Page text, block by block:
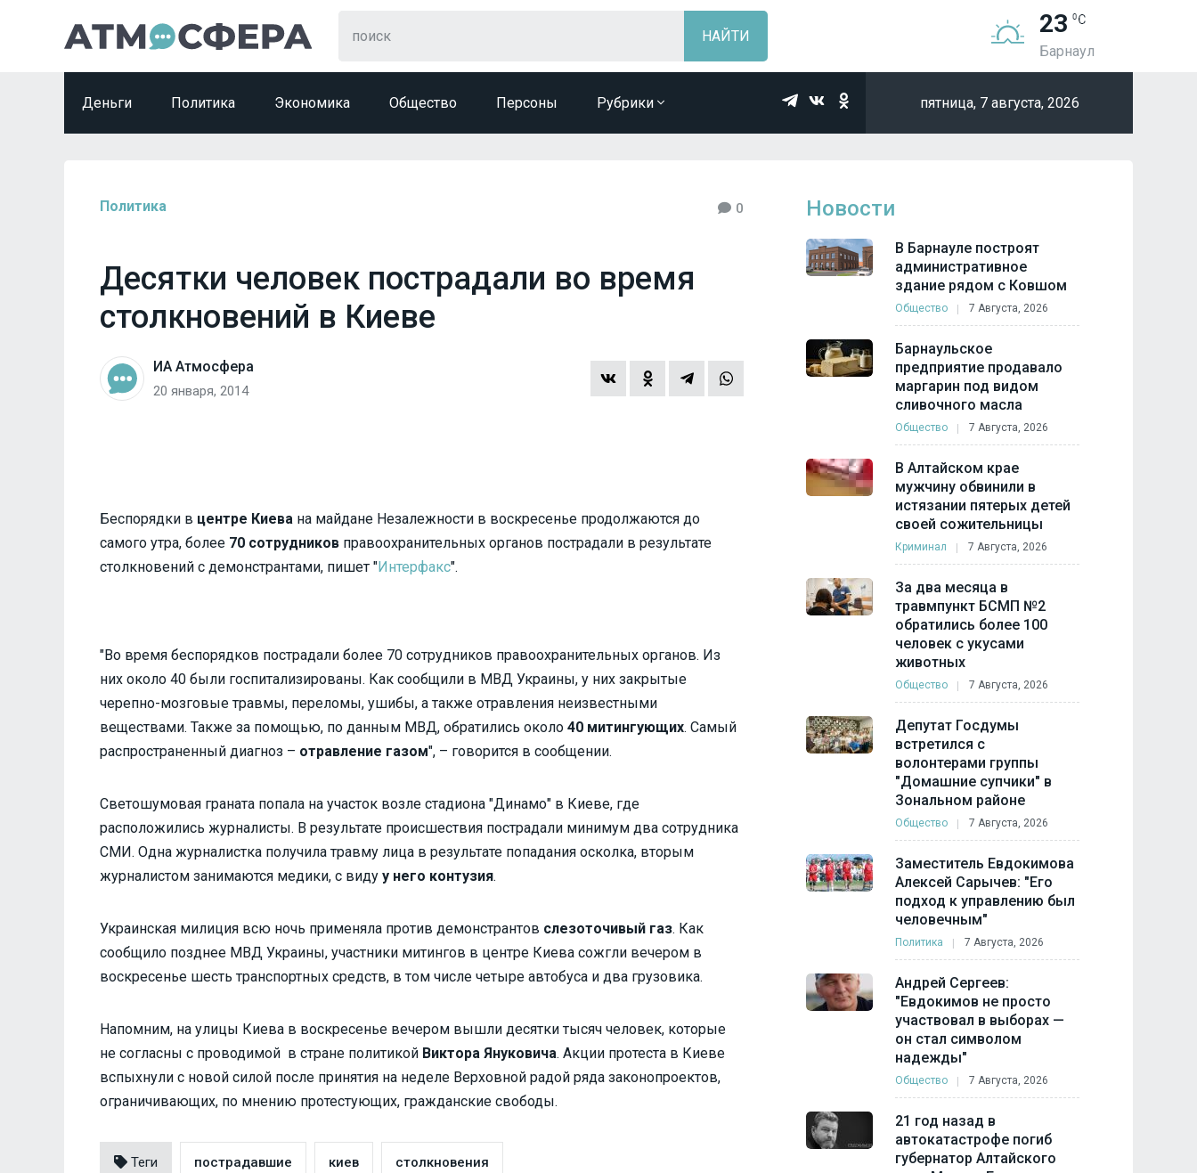
23
Барнаул
Деньги Политика Экономика Общество Персоны Рубрики пятница, 7 августа, 2026
Политика 0
Десятки человек пострадали во время
столкновений в Киеве
ИА Атмосфера
20 января, 2014
Беспорядки в центре Киева на майдане Незалежности в воскресенье продолжаются до
самого утра, более 70 сотрудников правоохранительных органов пострадали в результате
столкновений с демонстрантами, пишет "Интерфакс".
"Во время беспорядков пострадали более 70 сотрудников правоохранительных органов. Из
них около 40 были госпитализированы. Как сообщили в МВД Украины, у них закрытые
черепно-мозговые травмы, переломы, ушибы, а также отравления неизвестными
веществами. Также за помощью, по данным МВД, обратились около 40 митингующих. Самый
распространенный диагноз – отравление газом", – говорится в сообщении.
Светошумовая граната попала на участок возле стадиона "Динамо" в Киеве, где
расположились журналисты. В результате происшествия пострадали минимум два сотрудника
СМИ. Одна журналистка получила травму лица в результате попадания осколка, вторым
журналистом занимаются медики, с виду у него контузия.
Украинская милиция всю ночь применяла против демонстрантов слезоточивый газ. Как
сообщило позднее МВД Украины, участники митингов в центре Киева сожгли вечером в
воскресенье шесть транспортных средств, в том числе четыре автобуса и два грузовика.
Напомним, на улицы Киева в воскресенье вечером вышли десятки тысяч человек, которые
не согласны с проводимой в стране политикой Виктора Януковича. Акции протеста в Киеве
вспыхнули с новой силой после принятия на неделе Верховной радой ряда законопроектов,
ограничивающих, по мнению протестующих, гражданские свободы.
Теги пострадавшие киев столкновения
Новости
В Барнауле построят
административное
здание рядом с Ковшом
Общество 7 Августа, 2026
Барнаульское
предприятие продавало
маргарин под видом
сливочного масла
Общество 7 Августа, 2026
В Алтайском крае
мужчину обвинили в
истязании пятерых детей
своей сожительницы
Криминал 7 Августа, 2026
За два месяца в
травмпункт БСМП №2
обратились более 100
человек с укусами
животных
Общество 7 Августа, 2026
Депутат Госдумы
встретился с
волонтерами группы
"Домашние супчики" в
Зональном районе
Общество 7 Августа, 2026
Заместитель Евдокимова
Алексей Сарычев: "Его
подход к управлению был
человечным"
Политика 7 Августа, 2026
Андрей Сергеев:
"Евдокимов не просто
участвовал в выборах —
он стал символом
надежды"
Общество 7 Августа, 2026
21 год назад в
автокатастрофе погиб
губернатор Алтайского